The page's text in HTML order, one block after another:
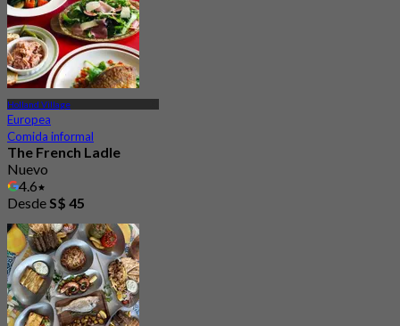
Holland Village
Europea
Comida informal
The French Ladle
Nuevo
4.6
DesdeS$ 45